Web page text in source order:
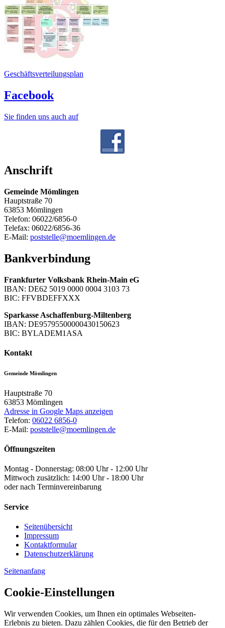
Geschäftsverteilungsplan
Facebook
Sie finden uns auch auf
Anschrift
Gemeinde Mömlingen
Hauptstraße 70
63853 Mömlingen
Telefon: 06022/6856-0
Telefax: 06022/6856-36
E-Mail: poststelle@moemlingen.de
Bankverbindung
Frankfurter Volksbank Rhein-Main eG
IBAN: DE62 5019 0000 0004 3103 73
BIC: FFVBDEFFXXX
Sparkasse Aschaffenburg-Miltenberg
IBAN: DE95795500000430150623
BIC: BYLADEM1ASA
Kontakt
Gemeinde Mömlingen
Hauptstraße 70
63853 Mömlingen
Adresse in Google Maps anzeigen
Telefon: 06022 6856-0
E-Mail: poststelle@moemlingen.de
Öffnungszeiten
Montag - Donnerstag: 08:00 Uhr - 12:00 Uhr
Mittwoch zusätzlich: 14:00 Uhr - 18:00 Uhr
oder nach Terminvereinbarung
Service
Seitenübersicht
Impressum
Kontaktformular
Datenschutzerklärung
Seitenanfang
Cookie-Einstellungen
Wir verwenden Cookies, um Ihnen ein optimales Webseiten-
Erlebnis zu bieten. Dazu zählen Cookies, die für den Betrieb der